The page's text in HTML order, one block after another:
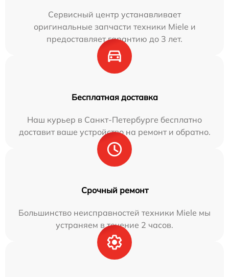
Сервисный центр устанавливает
оригинальные запчасти техники Miele и
предоставляет гарантию до 3 лет.
Бесплатная доставка
Наш курьер в Санкт-Петербурге бесплатно
доставит ваше устройство на ремонт и обратно.
Срочный ремонт
Большинство неисправностей техники Miele мы
устраняем в течение 2 часов.